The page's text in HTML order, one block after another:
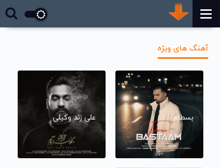
آهنگ های ویژه
بسطام علی زند وکیلی